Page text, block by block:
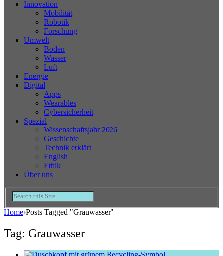
Innovation
Mobilität
Robotik
Forschung
Umwelt
Boden
Wasser
Luft
Energie
Digital
Apps
Wearables
Cybersicherheit
Spezial
Wissenschaftsjahr 2026
Geschichte
Technik erklärt
English
Ethik
Über uns
Home›Posts Tagged "Grauwasser"
Tag: Grauwasser